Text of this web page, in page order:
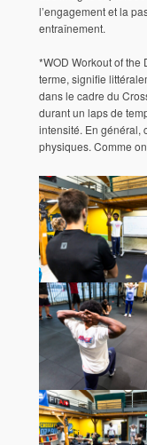
l’engagement et la
entraînement.
*WOD Workout of the
terme, signifie
dans le cadre du
durant un laps de
intensité. En général,
physiques. Comme